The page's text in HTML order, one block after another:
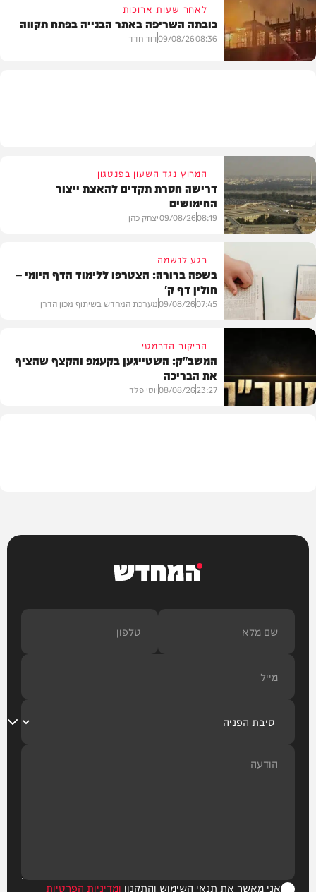
חדשות
לאחר שעות ארוכות
כובתה השריפה באתר הבנייה בפתח תקווה
08:36
09/08/26דוד חדד
חדשות
המרוץ נגד השעון בפנטגון
דרישה חסרת תקדים להאצת ייצור
החימושים
08:19
09/08/26יצחק כהן
בית המדרש
רגע לנשמה
בשפה ברורה: הצטרפו ללימוד הדף היומי –
חולין דף ק'
07:45
09/08/26מערכת המחדש בשיתוף מכון הדרן
הביקור הדרמטי
המשב"ק: השטייגען בקעמפ והקצף שהציף
את הבריכה
23:27
08/08/26יוסי פלד
המחדש
אני מאשר את תנאי השימוש והתקנון ומדיניות הפרטיות